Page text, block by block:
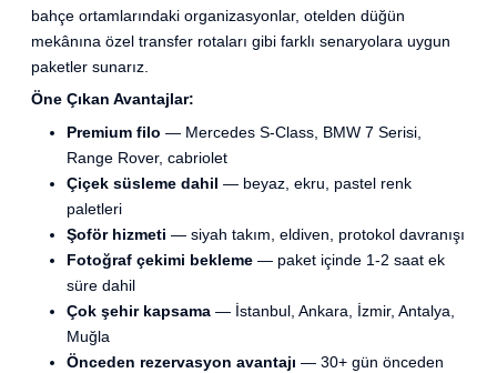
bahçe ortamlarındaki organizasyonlar, otelden düğün
mekânına özel transfer rotaları gibi farklı senaryolara uygun
paketler sunarız.
Öne Çıkan Avantajlar:
Premium filo — Mercedes S-Class, BMW 7 Serisi,
Range Rover, cabriolet
Çiçek süsleme dahil — beyaz, ekru, pastel renk
paletleri
Şoför hizmeti — siyah takım, eldiven, protokol davranışı
Fotoğraf çekimi bekleme — paket içinde 1-2 saat ek
süre dahil
Çok şehir kapsama — İstanbul, Ankara, İzmir, Antalya,
Muğla
Önceden rezervasyon avantajı — 30+ gün önceden